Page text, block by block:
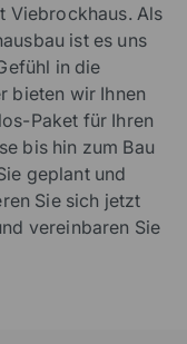
Viebrockhaus. Als
ist es uns
in die
bieten wir Ihnen
Paket für Ihren
bis hin zum Bau
geplant und
Sie sich jetzt
vereinbaren Sie